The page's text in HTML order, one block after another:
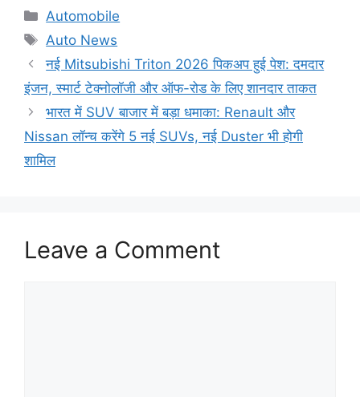
Categories
Automobile
Tags
Auto News
नई Mitsubishi Triton 2026 पिकअप हुई पेश: दमदार
इंजन, स्मार्ट टेक्नोलॉजी और ऑफ-रोड के लिए शानदार ताकत
भारत में SUV बाजार में बड़ा धमाका: Renault और
Nissan लॉन्च करेंगे 5 नई SUVs, नई Duster भी होगी
शामिल
Leave a Comment